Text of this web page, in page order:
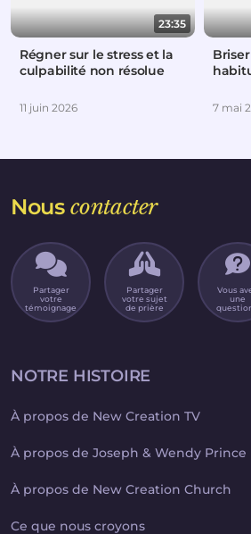
23:35
Régner sur le stress et la
culpabilité non résolue
11 juin 2026 7 mai
Nouscontacter
Partager
votre
témoignage
Partager
votre sujet
de prière
Vous
une
NOTRE HISTOIRE
À propos de New Creation TV
À propos de Joseph & Wendy Prince
À propos de New Creation Church
Ce que nous croyons